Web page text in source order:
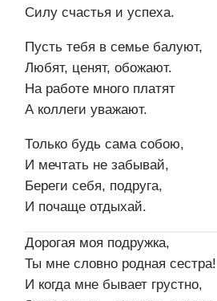
Силу счастья и успеха.
Пусть тебя в семье балуют,
Любят, ценят, обожают.
На работе много платят
А коллеги уважают.
Только будь сама собою,
И мечтать не забывай,
Береги себя, подруга,
И почаще отдыхай.
Дорогая моя подружка,
Ты мне словно родная сестра!
И когда мне бывает грустно,